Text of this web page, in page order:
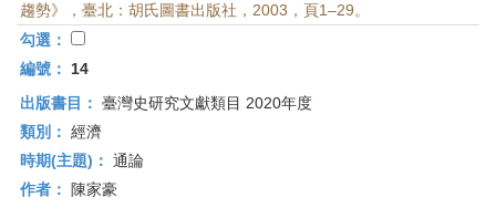
趨勢》，臺北：胡氏圖書出版社，2003，頁1–29。
勾選：
編號：
14
出版書目： 臺灣史研究文獻類目 2020年度
類別： 經濟
時期(主題)： 通論
作者：
陳家豪